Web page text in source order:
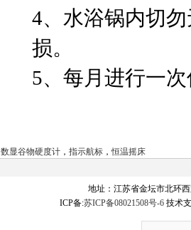
4、水浴锅内切
损。
5、每月进行一
数显谷物硬度计 ， 指示航标 ，恒温摇床
地址：江苏省金坛市北环
ICP备:苏ICP备08021508号-6 技术